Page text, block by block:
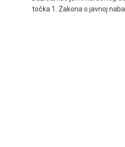
točka 1. Zakona o javnoj